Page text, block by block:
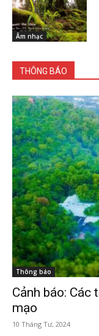
Âm nhạc
THÔNG BÁO
Thông báo
Cảnh báo: Các
mạo
10 Tháng Tư, 2024